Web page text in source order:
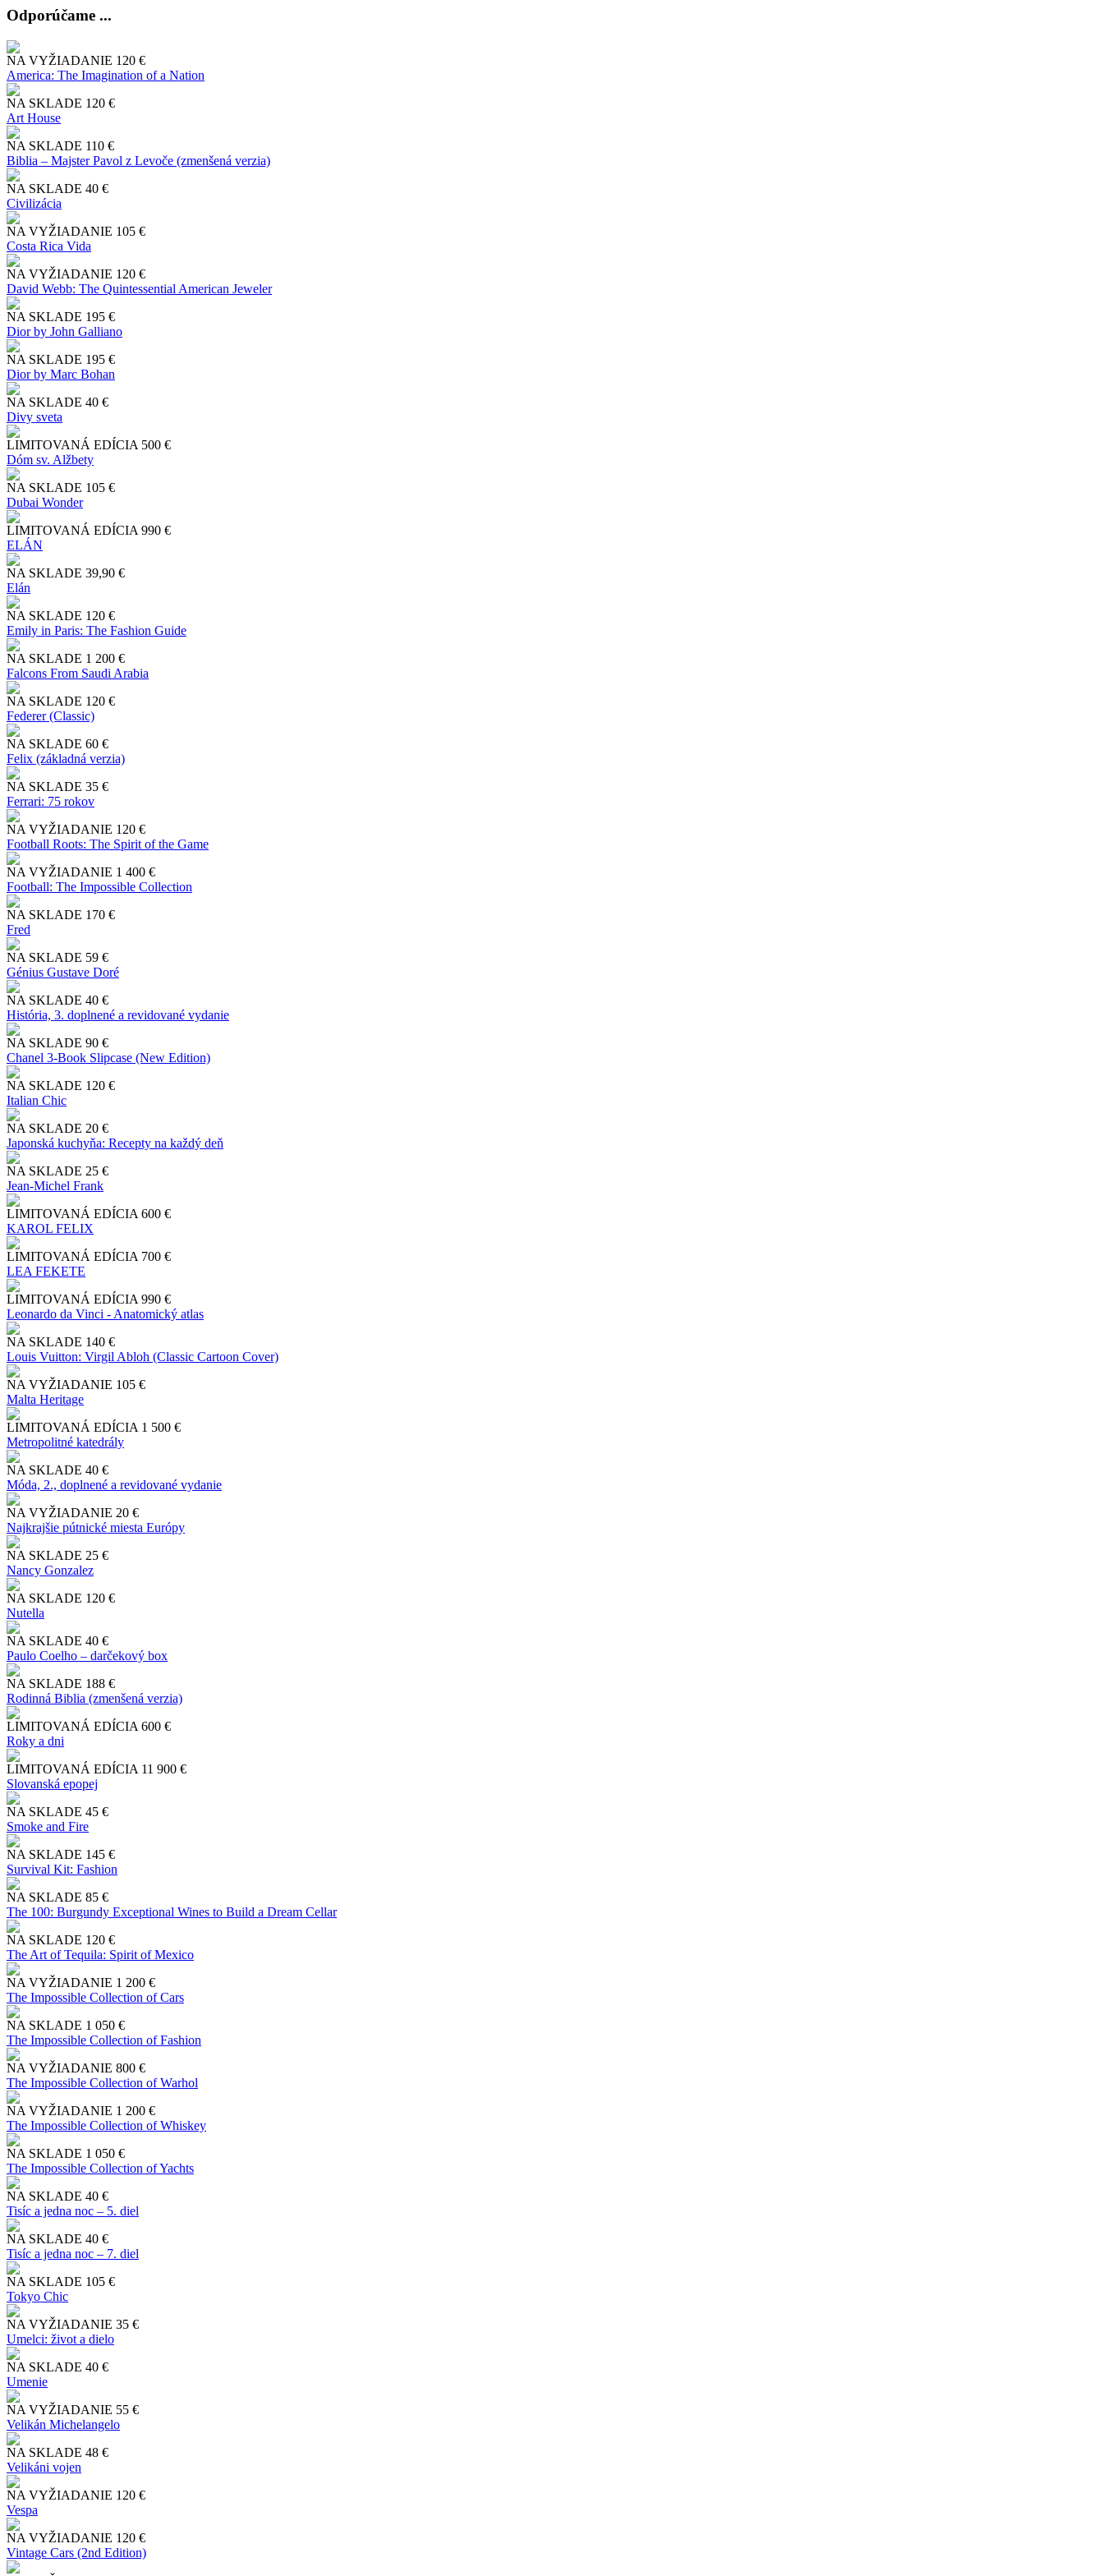
Odporúčame ...
NA VYŽIADANIE 120 €
America: The Imagination of a Nation
NA SKLADE 120 €
Art House
NA SKLADE 110 €
Biblia – Majster Pavol z Levoče (zmenšená verzia)
NA SKLADE 40 €
Civilizácia
NA VYŽIADANIE 105 €
Costa Rica Vida
NA VYŽIADANIE 120 €
David Webb: The Quintessential American Jeweler
NA SKLADE 195 €
Dior by John Galliano
NA SKLADE 195 €
Dior by Marc Bohan
NA SKLADE 40 €
Divy sveta
LIMITOVANÁ EDÍCIA 500 €
Dóm sv. Alžbety
NA SKLADE 105 €
Dubai Wonder
LIMITOVANÁ EDÍCIA 990 €
ELÁN
NA SKLADE 39,90 €
Elán
NA SKLADE 120 €
Emily in Paris: The Fashion Guide
NA SKLADE 1 200 €
Falcons From Saudi Arabia
NA SKLADE 120 €
Federer (Classic)
NA SKLADE 60 €
Felix (základná verzia)
NA SKLADE 35 €
Ferrari: 75 rokov
NA VYŽIADANIE 120 €
Football Roots: The Spirit of the Game
NA VYŽIADANIE 1 400 €
Football: The Impossible Collection
NA SKLADE 170 €
Fred
NA SKLADE 59 €
Génius Gustave Doré
NA SKLADE 40 €
História, 3. doplnené a revidované vydanie
NA SKLADE 90 €
Chanel 3-Book Slipcase (New Edition)
NA SKLADE 120 €
Italian Chic
NA SKLADE 20 €
Japonská kuchyňa: Recepty na každý deň
NA SKLADE 25 €
Jean-Michel Frank
LIMITOVANÁ EDÍCIA 600 €
KAROL FELIX
LIMITOVANÁ EDÍCIA 700 €
LEA FEKETE
LIMITOVANÁ EDÍCIA 990 €
Leonardo da Vinci - Anatomický atlas
NA SKLADE 140 €
Louis Vuitton: Virgil Abloh (Classic Cartoon Cover)
NA VYŽIADANIE 105 €
Malta Heritage
LIMITOVANÁ EDÍCIA 1 500 €
Metropolitné katedrály
NA SKLADE 40 €
Móda, 2., doplnené a revidované vydanie
NA VYŽIADANIE 20 €
Najkrajšie pútnické miesta Európy
NA SKLADE 25 €
Nancy Gonzalez
NA SKLADE 120 €
Nutella
NA SKLADE 40 €
Paulo Coelho – darčekový box
NA SKLADE 188 €
Rodinná Biblia (zmenšená verzia)
LIMITOVANÁ EDÍCIA 600 €
Roky a dni
LIMITOVANÁ EDÍCIA 11 900 €
Slo​vanská epopej
NA SKLADE 45 €
Smoke and Fire
NA SKLADE 145 €
Survival Kit: Fashion
NA SKLADE 85 €
The 100: Burgundy Exceptional Wines to Build a Dream Cellar
NA SKLADE 120 €
The Art of Tequila: Spirit of Mexico
NA VYŽIADANIE 1 200 €
The Impossible Collection of Cars
NA SKLADE 1 050 €
The Impossible Collection of Fashion
NA VYŽIADANIE 800 €
The Impossible Collection of Warhol
NA VYŽIADANIE 1 200 €
The Impossible Collection of Whiskey
NA SKLADE 1 050 €
The Impossible Collection of Yachts
NA SKLADE 40 €
Tisíc a jedna noc – 5. diel
NA SKLADE 40 €
Tisíc a jedna noc – 7. diel
NA SKLADE 105 €
Tokyo Chic
NA VYŽIADANIE 35 €
Umelci: život a dielo
NA SKLADE 40 €
Umenie
NA VYŽIADANIE 55 €
Velikán Michelangelo
NA SKLADE 48 €
Velikáni vojen
NA VYŽIADANIE 120 €
Vespa
NA VYŽIADANIE 120 €
Vintage Cars (2nd Edition)